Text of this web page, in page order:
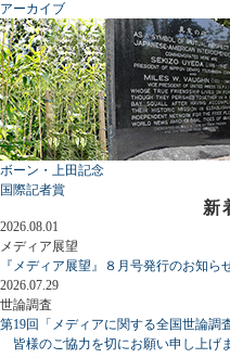
アーカイブ
ボーン・上田記念
国際記者賞
新
2026.08.01
メディア展望
『メディア展望』８月号発行のお知ら
2026.07.29
世論調査
第19回「メディアに関する全国世論調
皆様のご協力を切にお願い申し上げ